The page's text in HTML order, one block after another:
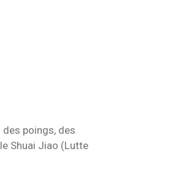
poings, des
Shuai Jiao (Lutte